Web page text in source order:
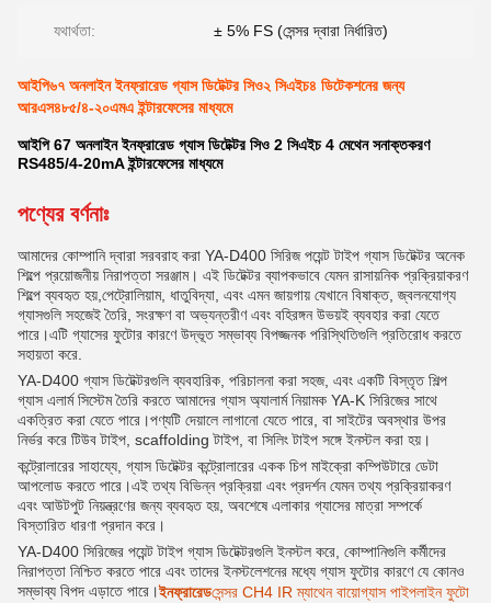
যথার্থতা: ± 5% FS (সেন্সর দ্বারা নির্ধারিত)
আইপি৬৭ অনলাইন ইনফ্রারেড গ্যাস ডিটেক্টর সিও২ সিএইচ৪ ডিটেকশনের জন্য
আরএস৪৮৫/৪-২০এমএ ইন্টারফেসের মাধ্যমে
আইপি 67 অনলাইন ইনফ্রারেড গ্যাস ডিটেক্টর সিও 2 সিএইচ 4 মেথেন সনাক্তকরণ
RS485/4-20mA ইন্টারফেসের মাধ্যমে
পণ্যের বর্ণনাঃ
আমাদের কোম্পানি দ্বারা সরবরাহ করা YA-D400 সিরিজ পয়েন্ট টাইপ গ্যাস ডিটেক্টর অনেক
শিল্পে প্রয়োজনীয় নিরাপত্তা সরঞ্জাম। এই ডিটেক্টর ব্যাপকভাবে যেমন রাসায়নিক প্রক্রিয়াকরণ
শিল্পে ব্যবহৃত হয়,পেট্রোলিয়াম, ধাতুবিদ্যা, এবং এমন জায়গায় যেখানে বিষাক্ত, জ্বলনযোগ্য
গ্যাসগুলি সহজেই তৈরি, সংরক্ষণ বা অভ্যন্তরীণ এবং বহিরঙ্গন উভয়ই ব্যবহার করা যেতে
পারে।এটি গ্যাসের ফুটোর কারণে উদ্ভূত সম্ভাব্য বিপজ্জনক পরিস্থিতিগুলি প্রতিরোধ করতে
সহায়তা করে.
YA-D400 গ্যাস ডিটেক্টরগুলি ব্যবহারিক, পরিচালনা করা সহজ, এবং একটি বিস্তৃত শিল্প
গ্যাস এলার্ম সিস্টেম তৈরি করতে আমাদের গ্যাস অ্যালার্ম নিয়ামক YA-K সিরিজের সাথে
একত্রিত করা যেতে পারে।পণ্যটি দেয়ালে লাগানো যেতে পারে, বা সাইটের অবস্থার উপর
নির্ভর করে টিউব টাইপ, scaffolding টাইপ, বা সিলিং টাইপ সঙ্গে ইনস্টল করা হয়।
কন্ট্রোলারের সাহায্যে, গ্যাস ডিটেক্টর কন্ট্রোলারের একক চিপ মাইক্রো কম্পিউটারে ডেটা
আপলোড করতে পারে।এই তথ্য বিভিন্ন প্রক্রিয়া এবং প্রদর্শন যেমন তথ্য প্রক্রিয়াকরণ
এবং আউটপুট নিয়ন্ত্রণের জন্য ব্যবহৃত হয়, অবশেষে এলাকার গ্যাসের মাত্রা সম্পর্কে
বিস্তারিত ধারণা প্রদান করে।
YA-D400 সিরিজের পয়েন্ট টাইপ গ্যাস ডিটেক্টরগুলি ইনস্টল করে, কোম্পানিগুলি কর্মীদের
নিরাপত্তা নিশ্চিত করতে পারে এবং তাদের ইনস্টলেশনের মধ্যে গ্যাস ফুটোর কারণে যে কোনও
সম্ভাব্য বিপদ এড়াতে পারে।ইনফ্রারেডসেন্সর CH4 IR ম্যাথেন বায়োগ্যাস পাইপলাইন ফুটো